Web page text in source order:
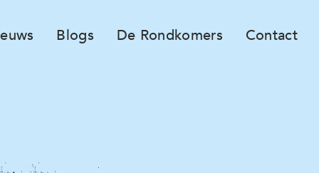
Blogs De Rondkomers Contact